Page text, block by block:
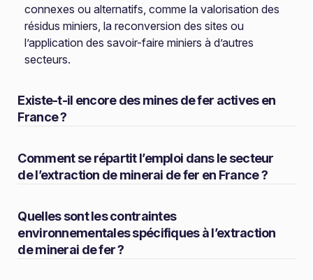
connexes ou alternatifs, comme la valorisation des
résidus miniers, la reconversion des sites ou
l’application des savoir-faire miniers à d’autres
secteurs.
Existe-t-il encore des mines de fer actives en
France ?
Comment se répartit l’emploi dans le secteur
de l’extraction de minerai de fer en France ?
Quelles sont les contraintes
environnementales spécifiques à l’extraction
de minerai de fer ?